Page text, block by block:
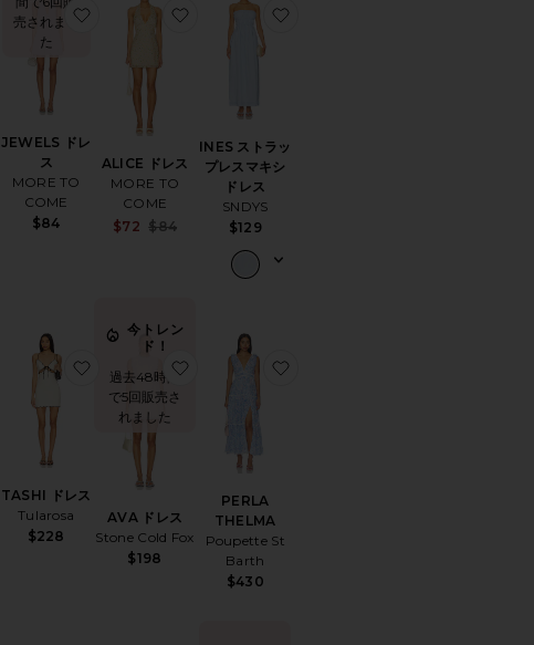
お気に入りALINA ドレス
売されまし
た
JEWELS ドレ
ス
MORE TO
COME
$84
お気に入りJEWELS ドレス
ALICE ドレス
MORE TO
COME
Sale price:
$72 $84
お気に入りALICE ドレス
INES ストラッ
プレスマキシ
ドレス
SNDYS
$129
お気に入りMARIKO ドレス
TASHI ドレス
Tularosa
$228
お気に入りTASHI ドレス
今トレン
ド！
過去48時間
で5回販売さ
れました
AVA ドレス
Stone Cold Fox
$198
お気に入りAVA ドレス
PERLA
THELMA
Poupette St
Barth
$430